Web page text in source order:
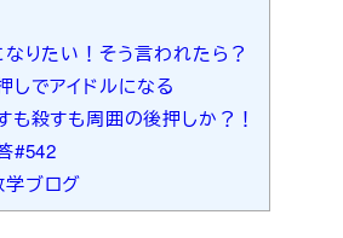
なりたい！そう言われたら？
しでアイドルになる
も殺すも周囲の後押しか？！
#542
ブログ